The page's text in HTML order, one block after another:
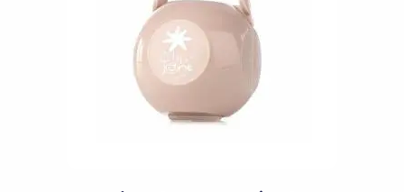
Comprar